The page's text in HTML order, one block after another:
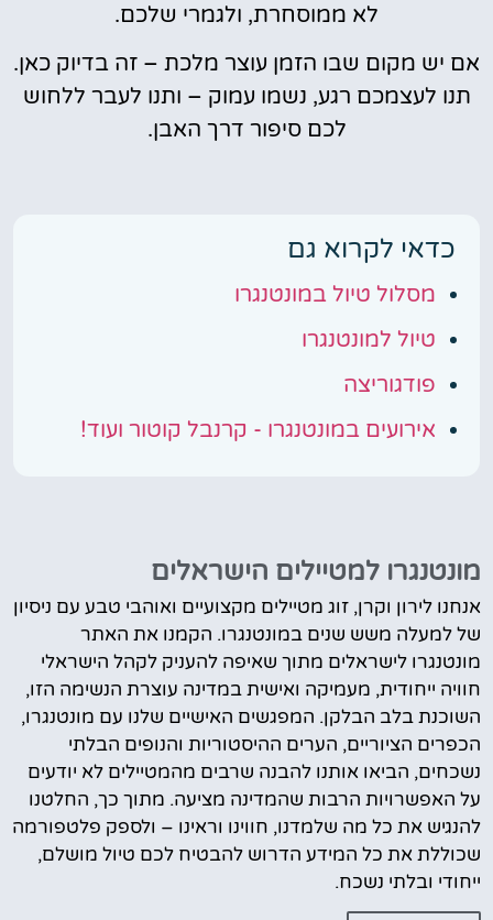
לא ממוסחרת, ולגמרי שלכם.
אם יש מקום שבו הזמן עוצר מלכת – זה בדיוק כאן.
תנו לעצמכם רגע, נשמו עמוק – ותנו לעבר ללחוש
לכם סיפור דרך האבן.
כדאי לקרוא גם
מסלול טיול במונטנגרו
טיול למונטנגרו
פודגוריצה
אירועים במונטנגרו - קרנבל קוטור ועוד!
מונטנגרו למטיילים הישראלים
אנחנו לירון וקרן, זוג מטיילים מקצועיים ואוהבי טבע עם ניסיון
של למעלה משש שנים במונטנגרו. הקמנו את האתר
מונטנגרו לישראלים מתוך שאיפה להעניק לקהל הישראלי
חוויה ייחודית, מעמיקה ואישית במדינה עוצרת הנשימה הזו,
השוכנת בלב הבלקן. המפגשים האישיים שלנו עם מונטנגרו,
הכפרים הציוריים, הערים ההיסטוריות והנופים הבלתי
נשכחים, הביאו אותנו להבנה שרבים מהמטיילים לא יודעים
על האפשרויות הרבות שהמדינה מציעה. מתוך כך, החלטנו
להנגיש את כל מה שלמדנו, חווינו וראינו – ולספק פלטפורמה
שכוללת את כל המידע הדרוש להבטיח לכם טיול מושלם,
ייחודי ובלתי נשכח.